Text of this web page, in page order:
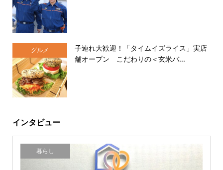
グルメ
子連れ大歓迎！「タイムイズライス」実店
舗オープン こだわりの＜玄米バ...
インタビュー
暮らし